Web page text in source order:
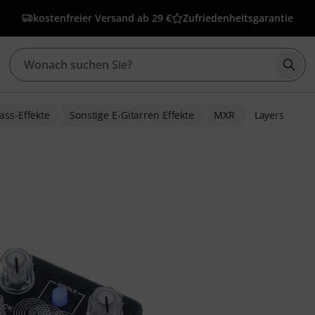
kostenfreier Versand ab 29 € Zufriedenheitsgarantie
Effekte Sonstige E-Gitarren Effekte MXR Layers